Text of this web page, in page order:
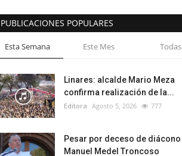
PUBLICACIONES POPULARES
Esta Semana Este Mes Todas
Linares: alcalde Mario Meza
confirma realización de la...
Editora Agosto 5, 2026 777
Pesar por deceso de diácono
Manuel Medel Troncoso